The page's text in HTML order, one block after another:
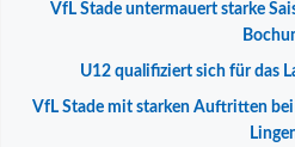
VfL Stade untermauert starke
U12 qualifiziert sich für das
VfL Stade mit starken Auftritten